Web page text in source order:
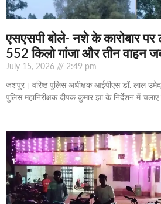
एसएसपी बोले- नशे के कारोबार पर
552 किलो गांजा और तीन वाहन
July 15, 2026 2:49 pm
जशपुर। वरिष्ठ पुलिस अधीक्षक आईपीएस डॉ. लाल
पुलिस महानिरीक्षक दीपक कुमार झा के निर्देशन में चलाए